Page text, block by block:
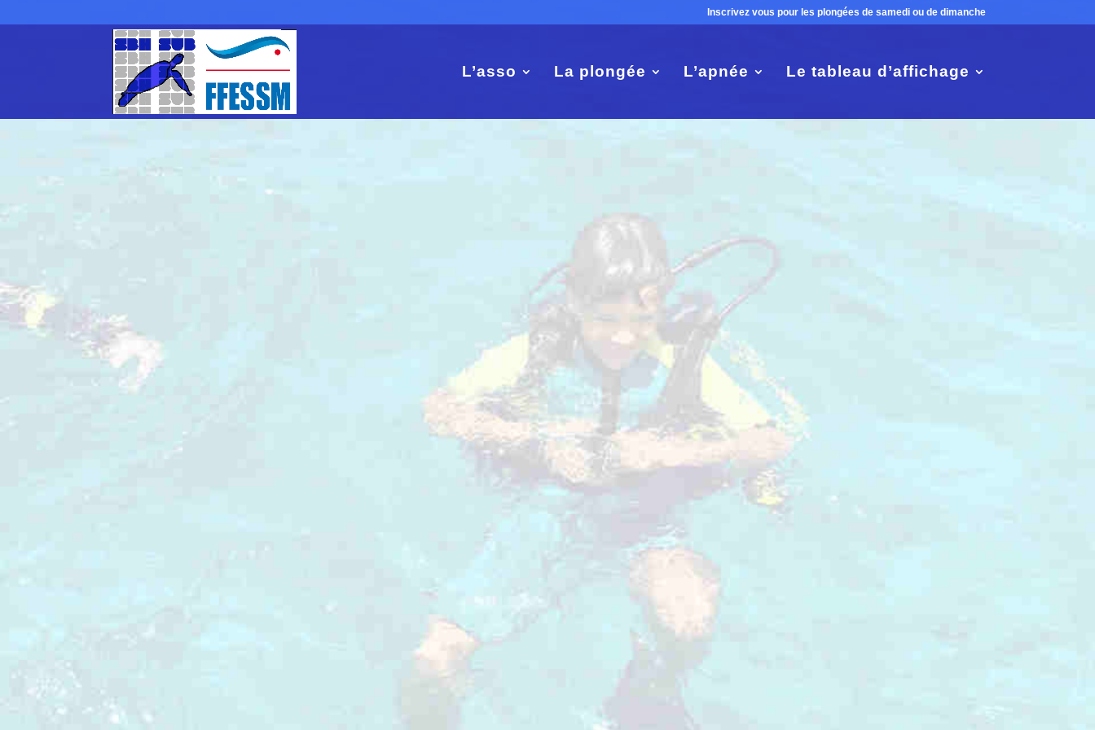
Inscrivez vous pour les plongées de samedi ou de dimanche
L’asso La plongée L’apnée Le tableau d’affichage